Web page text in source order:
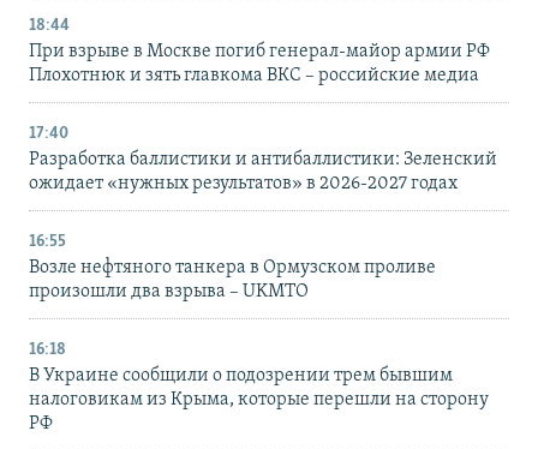
18:44
При взрыве в Москве погиб генерал-майор армии РФ
Плохотнюк и зять главкома ВКС – российские медиа
17:40
Разработка баллистики и антибаллистики: Зеленский
ожидает «нужных результатов» в 2026-2027 годах
16:55
Возле нефтяного танкера в Ормузском проливе
произошли два взрыва – UKMTO
16:18
В Украине сообщили о подозрении трем бывшим
налоговикам из Крыма, которые перешли на сторону
РФ